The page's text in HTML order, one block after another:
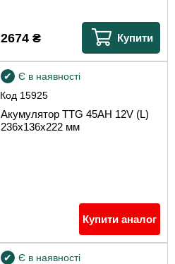
2674₴ Купити
Код 15925
Є в наявності
Акумулятор TTG 45AH 12V (L)
236х136х222 мм
Купити аналог
Є в наявності